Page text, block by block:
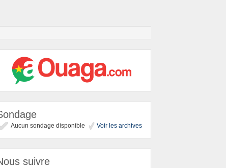
Aucun sondage disponible Voir les archives
suivre